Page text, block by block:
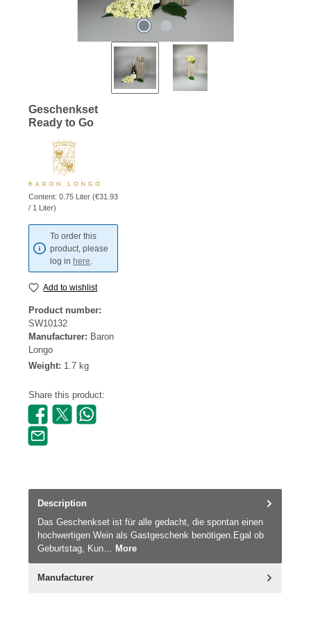
Geschenkset
Ready to Go
Content: 0.75 Liter (€31.93
/ 1 Liter)
To order this
product, please
log inhere
Add to wishlist
Product number:
SW10132
Manufacturer: Baron
Longo
Weight: 1.7 kg
Share this product:
Description
Das Geschenkset ist für alle gedacht, die spontan einen
hochwertigen Wein als Gastgeschenk benötigen.Egal ob
Geburtstag, Kun… More
Manufacturer